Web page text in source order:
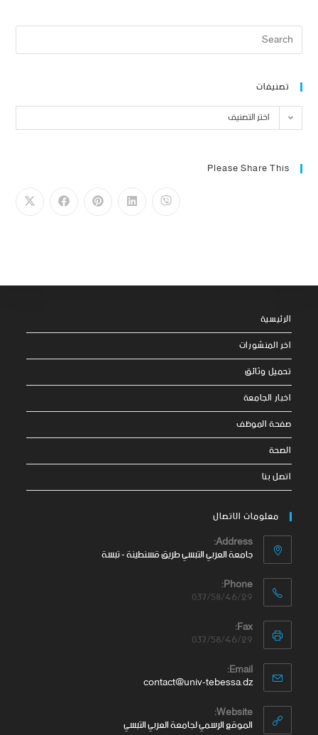
تصنيفات
اختر التصنيف
Please Share This
الرئيسية
اخر المنشورات
تحميل وثائق
اخبار الجامعة
صفحة الموظف
الصحة
اتصل بنا
معلومات الاتصال
Address:
جامعة العربي التبسي طريق قسنطينة - تبسة
Phone:
037/58/46/29
Fax:
037/58/46/29
Email:
contact@univ-tebessa.dz
Website:
الموقع الرسمي لجامعة العربي التبسي